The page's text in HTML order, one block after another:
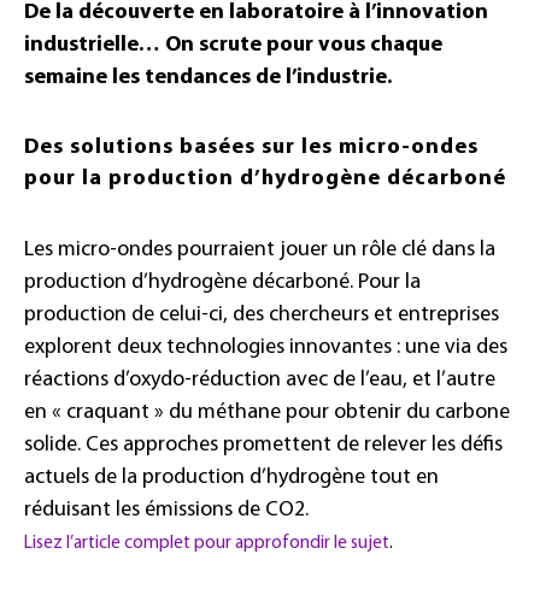
De la découverte en laboratoire à l’innovation
industrielle… On scrute pour vous chaque
semaine les tendances de l’industrie.
Des solutions basées sur les micro-ondes
pour la production d’hydrogène décarboné
Les micro-ondes pourraient jouer un rôle clé dans la
production d’hydrogène décarboné. Pour la
production de celui-ci, des chercheurs et entreprises
explorent deux technologies innovantes : une via des
réactions d’oxydo-réduction avec de l’eau, et l’autre
en « craquant » du méthane pour obtenir du carbone
solide. Ces approches promettent de relever les défis
actuels de la production d’hydrogène tout en
réduisant les émissions de CO2.
Lisez l’article complet pour approfondir le sujet.